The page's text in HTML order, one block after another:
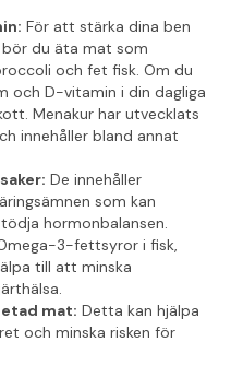
För att stärka dina ben
du äta mat som
och fet fisk. Om du
och D-vitamin i din dagliga
Menakur har utvecklats
innehåller bland annat
De innehåller
som kan
hormonbalansen.
3-fettsyror i fisk,
till att minska
mat: Detta kan hjälpa
och minska risken för